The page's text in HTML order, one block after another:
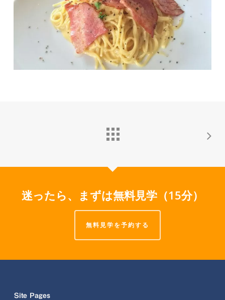
迷ったら、まずは無料見学（15分）
無料見学を予約する
Site Pages